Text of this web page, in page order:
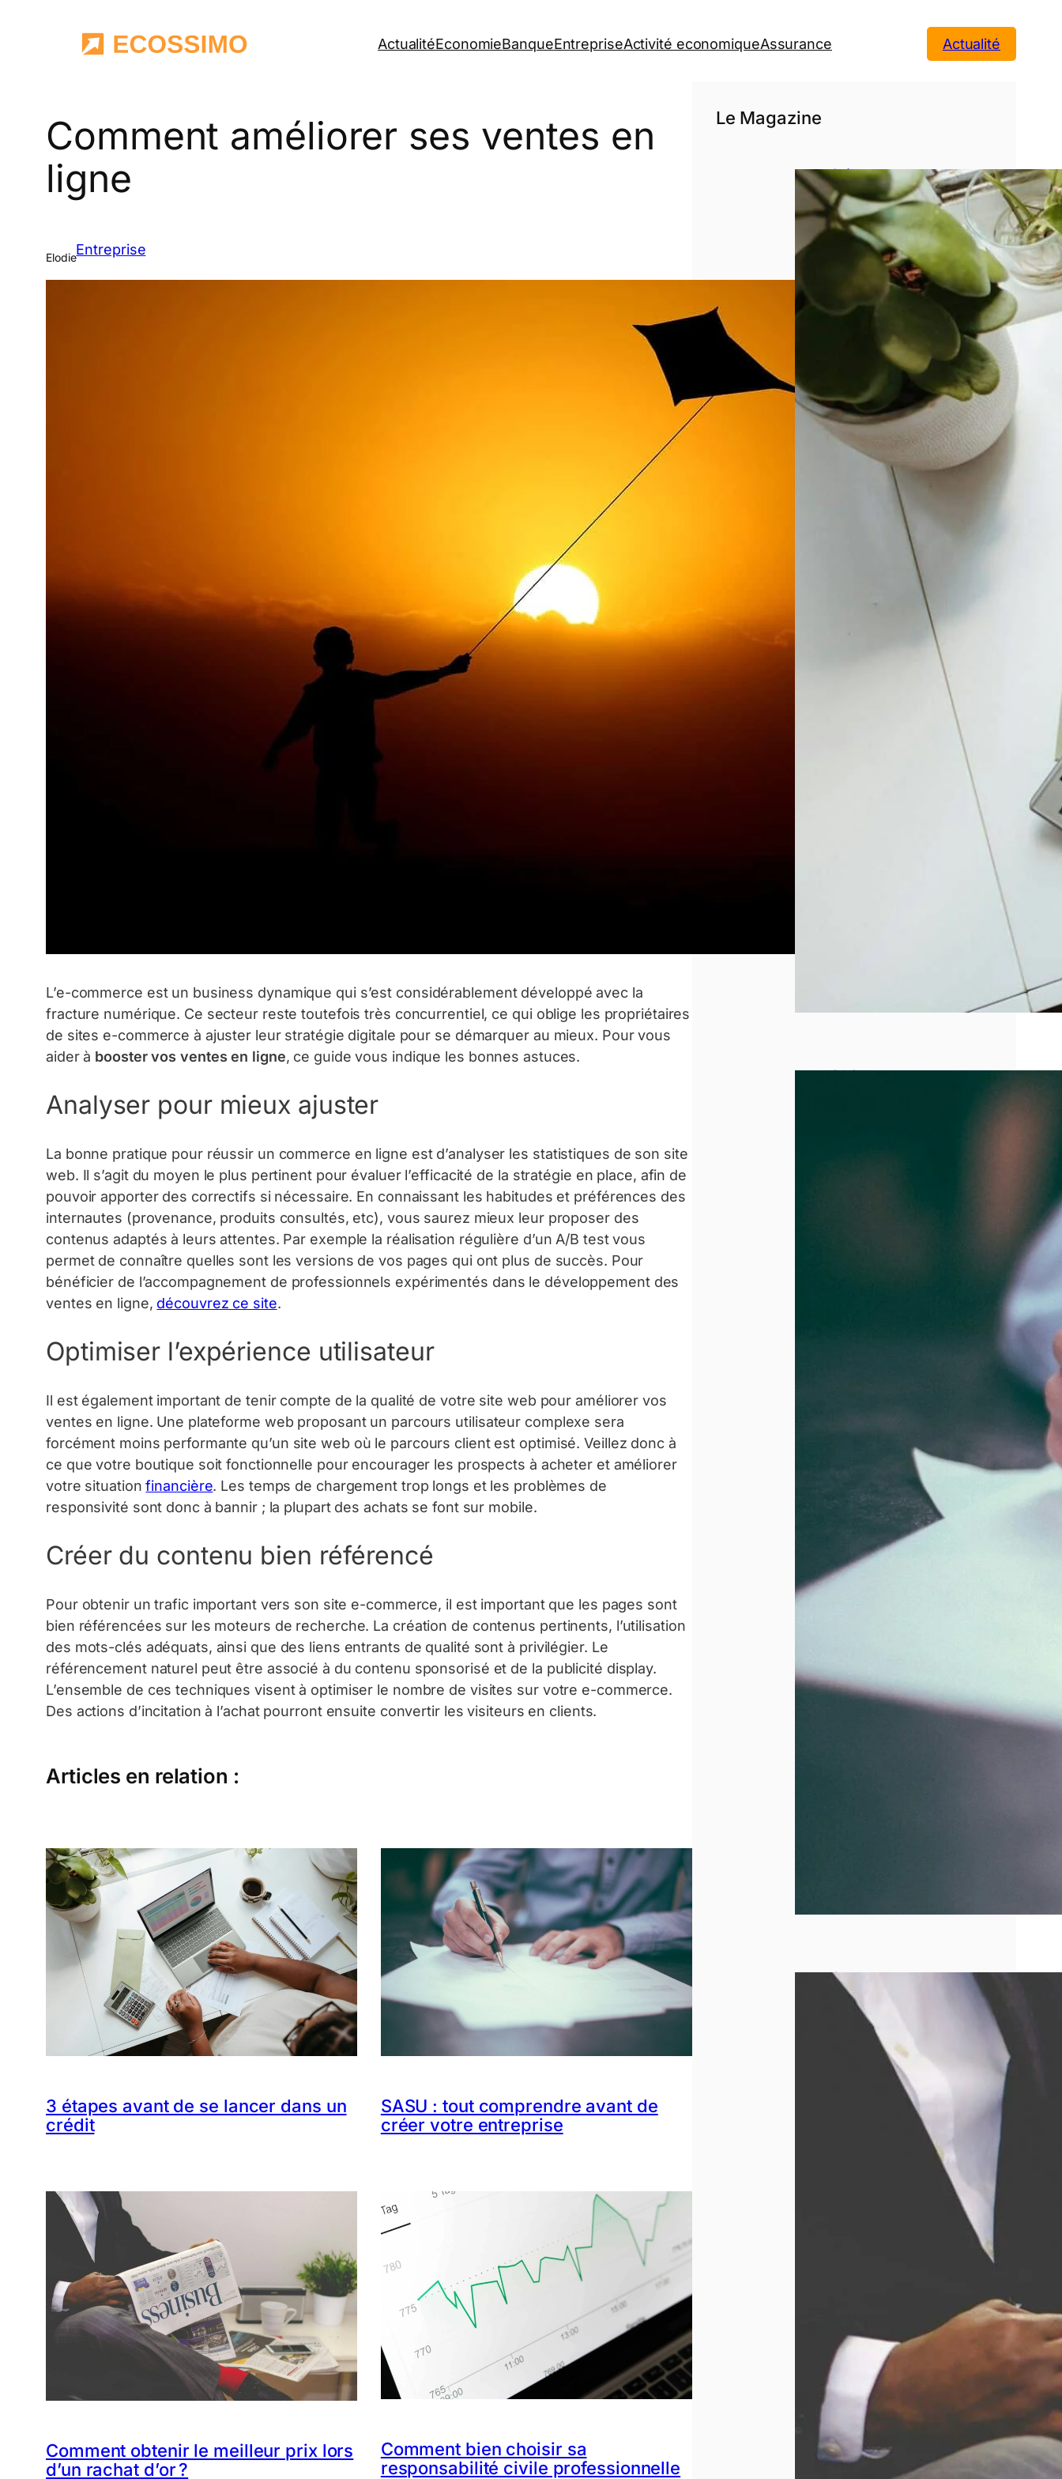
ActualitéEconomieBanqueEntrepriseActivité economiqueAssurance Actualité
Comment améliorer ses ventes en
ligne
ElodieEntreprise
L’e-commerce est un business dynamique qui s’est considérablement développé avec la
fracture numérique. Ce secteur reste toutefois très concurrentiel, ce qui oblige les propriétaires
de sites e-commerce à ajuster leur stratégie digitale pour se démarquer au mieux. Pour vous
aider à booster vos ventes en ligne, ce guide vous indique les bonnes astuces.
Analyser pour mieux ajuster
La bonne pratique pour réussir un commerce en ligne est d’analyser les statistiques de son site
web. Il s’agit du moyen le plus pertinent pour évaluer l’efficacité de la stratégie en place, afin de
pouvoir apporter des correctifs si nécessaire. En connaissant les habitudes et préférences des
internautes (provenance, produits consultés, etc), vous saurez mieux leur proposer des
contenus adaptés à leurs attentes. Par exemple la réalisation régulière d’un A/B test vous
permet de connaître quelles sont les versions de vos pages qui ont plus de succès. Pour
bénéficier de l’accompagnement de professionnels expérimentés dans le développement des
ventes en ligne, découvrez ce site.
Optimiser l’expérience utilisateur
Il est également important de tenir compte de la qualité de votre site web pour améliorer vos
ventes en ligne. Une plateforme web proposant un parcours utilisateur complexe sera
forcément moins performante qu’un site web où le parcours client est optimisé. Veillez donc à
ce que votre boutique soit fonctionnelle pour encourager les prospects à acheter et améliorer
votre situationfinancière. Les temps de chargement trop longs et les problèmes de
responsivité sont donc à bannir ; la plupart des achats se font sur mobile.
Créer du contenu bien référencé
Pour obtenir un trafic important vers son site e-commerce, il est important que les pages sont
bien référencées sur les moteurs de recherche. La création de contenus pertinents, l’utilisation
des mots-clés adéquats, ainsi que des liens entrants de qualité sont à privilégier. Le
référencement naturel peut être associé à du contenu sponsorisé et de la publicité display.
L’ensemble de ces techniques visent à optimiser le nombre de visites sur votre e-commerce.
Des actions d’incitation à l’achat pourront ensuite convertir les visiteurs en clients.
Articles en relation :
3 étapes avant de se lancer dans un
crédit
SASU : tout comprendre avant de
créer votre entreprise
Comment obtenir le meilleur prix lors
d’un rachat d’or ?
Comment bien choisir sa
responsabilité civile professionnelle
Le Magazine
3 étapes
avant de se
lancer dans
un crédit
SASU : tout
Comment
obtenir le
meilleur prix
lors d’un
rachat d’or ?